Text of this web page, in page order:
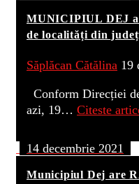
MUNICIPIUL DEJ
de localități din
Săplăcan Cătălina 19
Conform Direcției
azi, 19… Citeste
14 decembrie 2021
Municipiul Dej are